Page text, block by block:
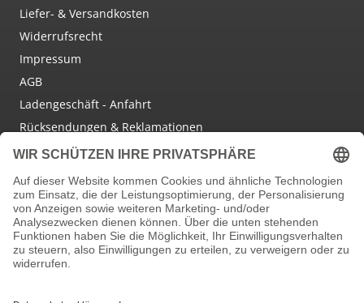
Liefer- & Versandkosten
Widerrufsrecht
Impressum
AGB
Ladengeschäft - Anfahrt
Rücksendungen & Reklamationen
Social Media
Facebook
Instagram